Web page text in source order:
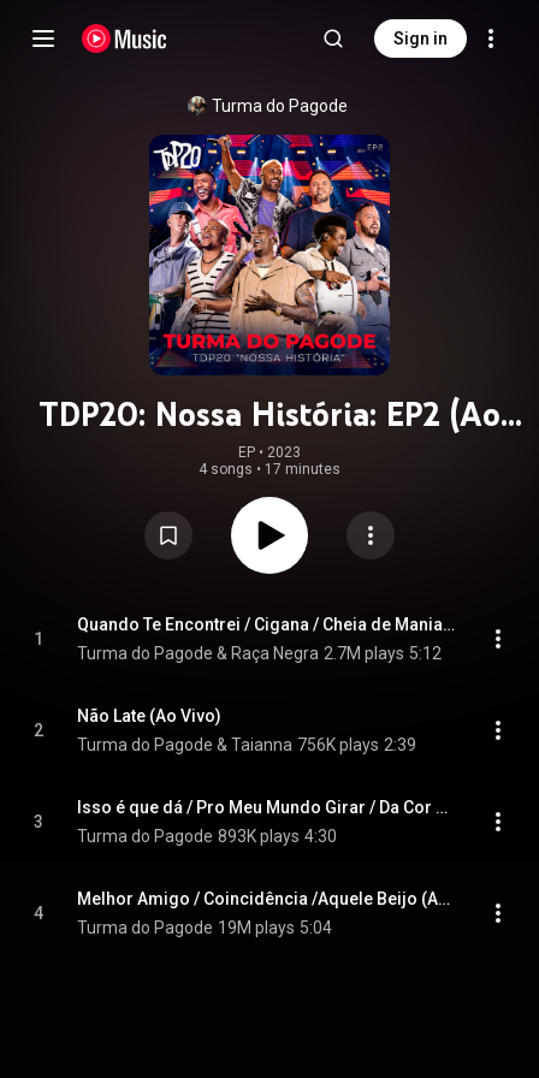
Sign in
Turma do Pagode
TDP20: Nossa História: EP2 (Ao
Vivo)
EP • 2023
4 songs • 17 minutes
1
Quando Te Encontrei / Cigana / Cheia de Manias (Ao Vivo)
Turma do Pagode & Raça Negra 2.7M plays 5:12
2
Não Late (Ao Vivo)
Turma do Pagode & Taianna 756K plays 2:39
3
Isso é que dá / Pro Meu Mundo Girar / Da Cor do Pecado (Ao Vivo)
Turma do Pagode 893K plays 4:30
4
Melhor Amigo / Coincidência /Aquele Beijo (Ao Vivo)
Turma do Pagode 19M plays 5:04